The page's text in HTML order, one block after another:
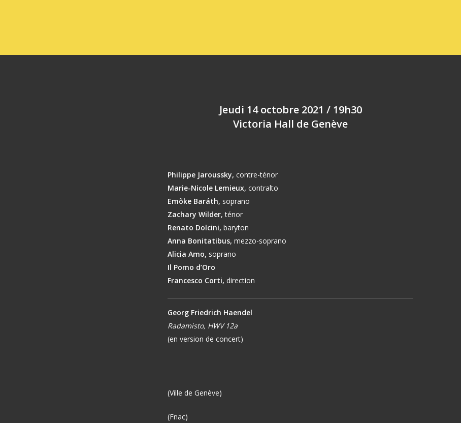
Jeudi 14 octobre 2021 / 19h30
Victoria Hall de Genève
Philippe Jaroussky, contre-ténor
Marie-Nicole Lemieux, contralto
Emõke Baráth, soprano
Zachary Wilder, ténor
Renato Dolcini, baryton
Anna Bonitatibus, mezzo-soprano
Alicia Amo, soprano
Il Pomo d’Oro
Francesco Corti, direction
Georg Friedrich Haendel
Radamisto, HWV 12a
(en version de concert)
(Ville de Genève)
(Fnac)